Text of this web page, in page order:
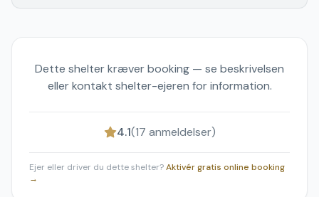
Dette shelter kræver booking — se beskrivelsen
eller kontakt shelter-ejeren for information.
4.1(17 anmeldelser)
Ejer eller driver du dette shelter?Aktivér gratis online booking
→